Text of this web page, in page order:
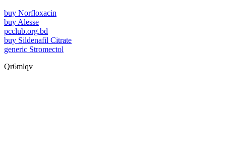
buy Norfloxacin
buy Alesse
pcclub.org.bd
buy Sildenafil Citrate
generic Stromectol
Qr6mlqv